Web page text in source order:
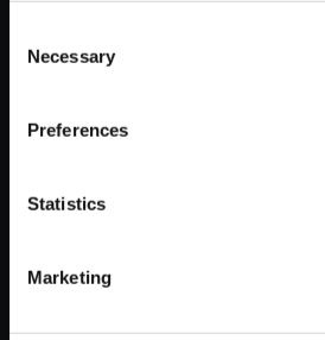
Selection
Necessary
Preferences
Statistics
Marketing